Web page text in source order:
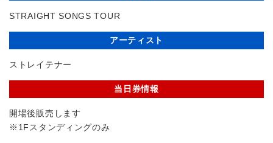
STRAIGHT SONGS TOUR
アーティスト
ストレイテナー
当日券情報
開場後販売します
※1Fスタンディングのみ